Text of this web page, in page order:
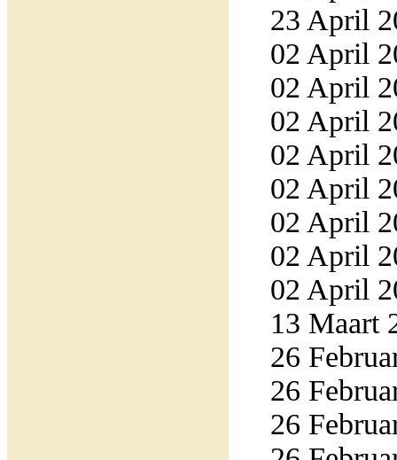
23 April
02 April
02 April
02 April
02 April
02 April
02 April
02 April
02 April
13 Maart
26
26
26